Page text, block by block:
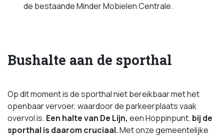
de bestaande Minder Mobielen Centrale.
Bushalte aan de sporthal
Op dit moment is de sporthal niet bereikbaar met het
openbaar vervoer, waardoor de parkeerplaats vaak
overvol is. Een halte van De Lijn, een Hoppinpunt, bij de
sporthal is daarom cruciaal.Met onze gemeentelijke